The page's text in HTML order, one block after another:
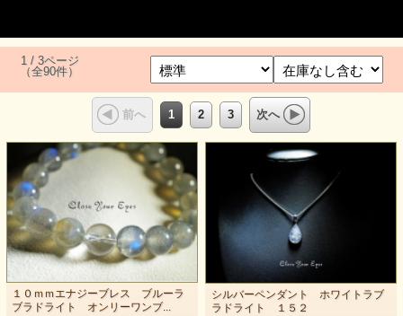
1 / 3ページ
（全90件）
前へ 1 2 3 次へ
１０ｍｍエナジーブレス ブルーラ
ブラドライト オンリーワンブ...
シルバーペンダント ホワイトラブ
ラドライト １５２